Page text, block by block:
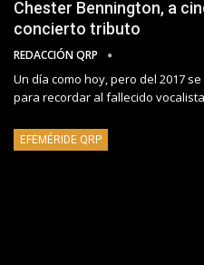
Chester Bennington, a
concierto tributo
REDACCIÓN QRP
Un día como hoy, pero del 2017
para recordar al fallecido
EFEMÉRIDE QRP